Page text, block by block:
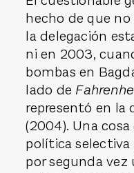
hecho de que
la delegación
ni en 2003,
bombas en
lado de
representó en
(2004). Una
política selectiva
por segunda